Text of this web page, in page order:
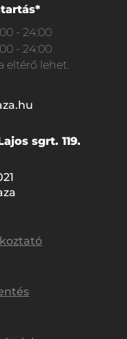
- 24:00
- 24:00
eltérő lehet.
sgrt. 119.